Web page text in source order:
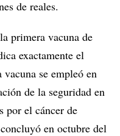
de reales.
primera vacuna de
exactamente el
se empleó en
de la seguridad en
por el cáncer de
en octubre del